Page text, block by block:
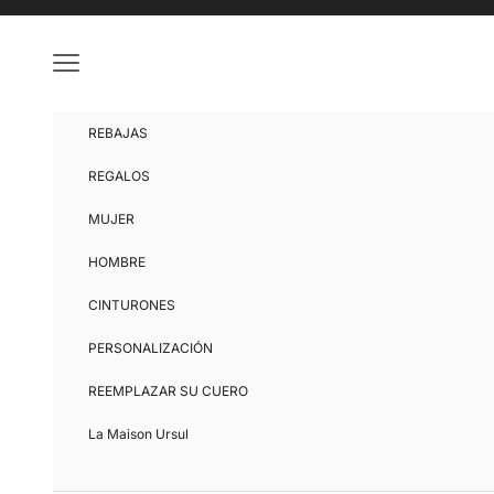
Menú
REBAJAS
REGALOS
MUJER
HOMBRE
CINTURONES
PERSONALIZACIÓN
REEMPLAZAR SU CUERO
La Maison Ursul